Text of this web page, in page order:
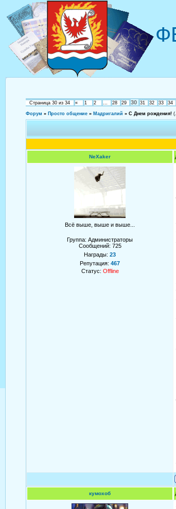
Страница 30 из 34 « 1 2 … 28 29 30 31 32 33 34
Форум » Просто общение » Мадригалий » С Днем рождения!
NeXaker
Всё выше, выше и выше...
Группа: Администраторы
Сообщений: 725
Награды: 23
Репутация: 467
Статус: Offline
кумохоб